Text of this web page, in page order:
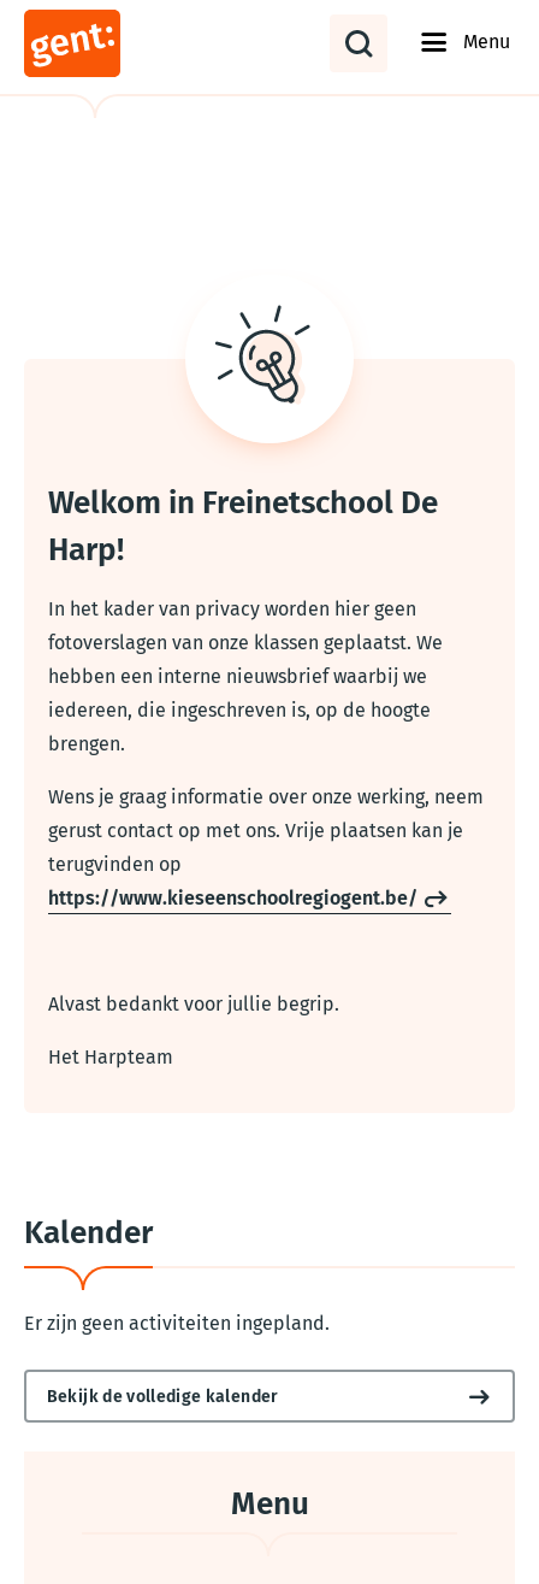
Menu
Welkom in Freinetschool De
Harp!
In het kader van privacy worden hier geen
fotoverslagen van onze klassen geplaatst. We
hebben een interne nieuwsbrief waarbij we
iedereen, die ingeschreven is, op de hoogte
brengen.
Wens je graag informatie over onze werking, neem
gerust contact op met ons. Vrije plaatsen kan je
terugvinden op
https://www.kieseenschoolregiogent.be/
Alvast bedankt voor jullie begrip.
Het Harpteam
Kalender
Er zijn geen activiteiten ingepland.
Bekijk de volledige kalender
Menu